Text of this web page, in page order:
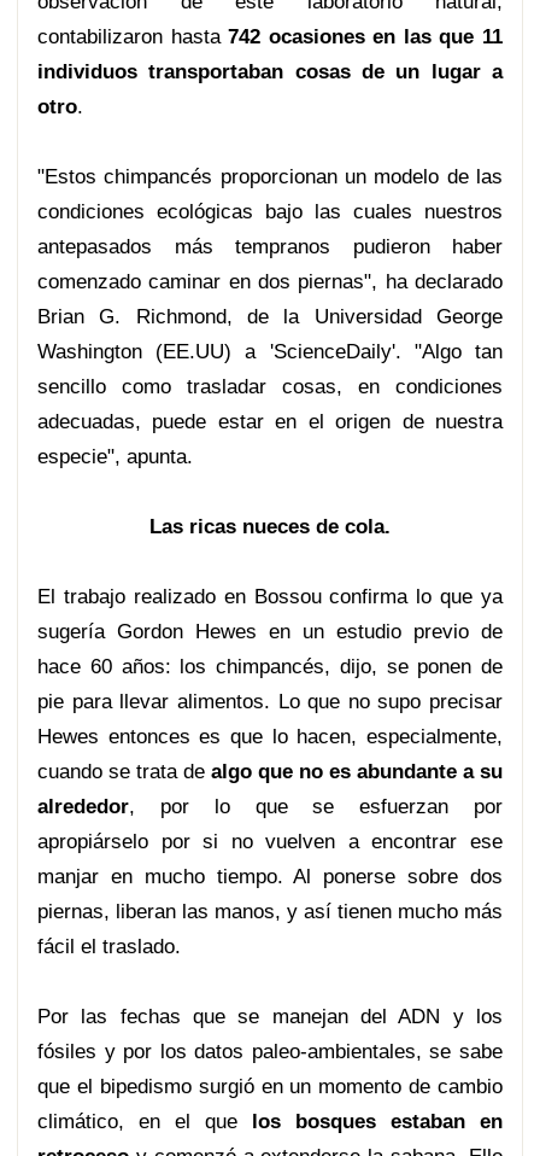
contabilizaron hasta742 ocasiones en las que 11
individuos transportaban cosas de un lugar a
otro.
"Estos chimpancés proporcionan un modelo de las
condiciones ecológicas bajo las cuales nuestros
antepasados más tempranos pudieron haber
comenzado caminar en dos piernas", ha declarado
Brian G. Richmond, de la Universidad George
Washington (EE.UU) a 'ScienceDaily'. "Algo tan
sencillo como trasladar cosas, en condiciones
adecuadas, puede estar en el origen de nuestra
especie", apunta.
Las ricas nueces de cola.
El trabajo realizado en Bossou confirma lo que ya
sugería Gordon Hewes en un estudio previo de
hace 60 años: los chimpancés, dijo, se ponen de
pie para llevar alimentos. Lo que no supo precisar
Hewes entonces es que lo hacen, especialmente,
cuando se trata de algo que no es abundante a su
alrededor, por lo que se esfuerzan por
apropiárselo por si no vuelven a encontrar ese
manjar en mucho tiempo. Al ponerse sobre dos
piernas, liberan las manos, y así tienen mucho más
fácil el traslado.
Por las fechas que se manejan del ADN y los
fósiles y por los datos paleo-ambientales, se sabe
que el bipedismo surgió en un momento de cambio
climático, en el que los bosques estaban en